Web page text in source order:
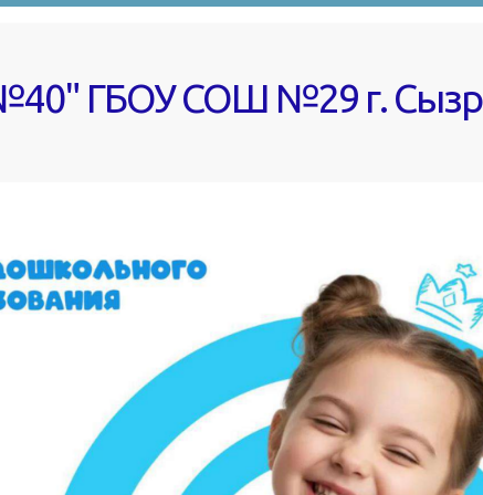
ГБОУ СОШ №29 г.